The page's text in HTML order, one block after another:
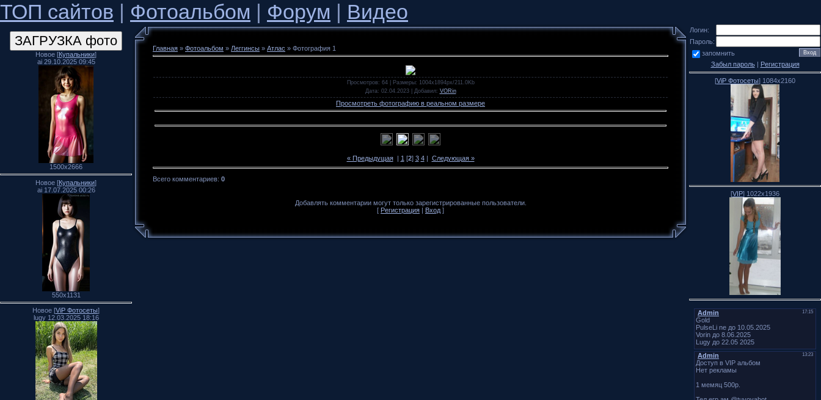
ТОП сайтов | Фотоальбом | Форум | Видео
Новое [Купальники]
ai 29.10.2025 09:45
1500x2666
Новое [Купальники]
ai 17.07.2025 00:26
550x1131
Новое [ViP Фотосеты]
lugy 12.03.2025 18:16
Главная » Фотоальбом » Леггинсы » Атлас » Фотография 1
Просмотров: 64 | Размеры: 1004x1894px/211.0Kb
Дата: 02.04.2023 | Добавил: VORin
Просмотреть фотографию в реальном размере
« Предыдущая| 1 [2] 3 4| Следующая »
Всего комментариев: 0
Добавлять комментарии могут только зарегистрированные пользователи.
[ Регистрация Вход ]
Логин:
Пароль:
запомнить
Забыл пароль| Регистрация
[ViP Фотосеты] 1084x2160
[VIP] 1022x1936